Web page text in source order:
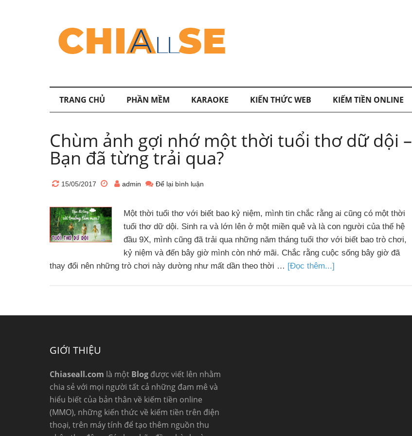
TRANG CHỦ PHẦN MỀM KARAOKE KIẾN THỨC WEB KIẾM TIỀN ONLINE
Chùm ảnh gợi nhớ một thời tuổi thơ dữ dội –
Bạn đã từng trải qua?
15/05/2017 admin Để lại bình luận
Một thời tuổi thơ với biết bao kỷ niệm, mình tin chắc rằng ai cũng có một thời
tuổi thơ dữ dội. Sinh ra và lớn lên ở một miền quê và là con người của thế hệ
đầu 9X, mình cũng đã trải qua những năm tháng tuổi thơ với biết bao trò chơi,
kỷ niệm và đến bây giờ mình còn nhớ mãi. Chắc rằng cuộc sống bây giờ đã
thay đổi nên những trò chơi này dường như mất dần theo thời … [Đọc thêm...]
GIỚI THIỆU
Chiaseall.com là một Blog được viết lên nhằm
chia sẻ với mọi người tất cả những đam mê và
hiểu biết của bản thân về kiếm tiền online
(MMO), những kiến thức về kiếm tiền trên điện
thoại, trên máy tính để tạo thêm nguồn thu